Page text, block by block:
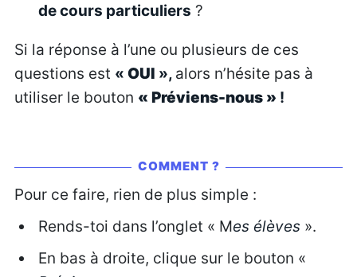
de cours particuliers ?
Si la réponse à l’une ou plusieurs de ces
questions est « OUI », alors n’hésite pas à
utiliser le bouton « Préviens-nous » !
COMMENT ?
Pour ce faire, rien de plus simple :
Rends-toi dans l’onglet « Mes élèves ».
En bas à droite, clique sur le bouton «